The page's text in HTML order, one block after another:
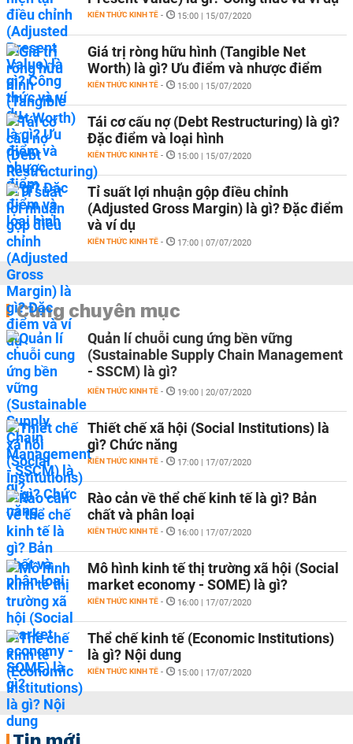
KIẾN THỨC KINH TẾ - 15:00 | 15/07/2020
Giá trị ròng hữu hình (Tangible Net
Worth) là gì? Ưu điểm và nhược điểm
KIẾN THỨC KINH TẾ - 15:00 | 15/07/2020
Tái cơ cấu nợ (Debt Restructuring) là gì?
Đặc điểm và loại hình
KIẾN THỨC KINH TẾ - 15:00 | 15/07/2020
Tỉ suất lợi nhuận gộp điều chỉnh
(Adjusted Gross Margin) là gì? Đặc điểm
và ví dụ
KIẾN THỨC KINH TẾ - 17:00 | 07/07/2020
Cùng chuyên mục
Quản lí chuỗi cung ứng bền vững
(Sustainable Supply Chain Management
- SSCM) là gì?
KIẾN THỨC KINH TẾ - 19:00 | 20/07/2020
Thiết chế xã hội (Social Institutions) là
gì? Chức năng
KIẾN THỨC KINH TẾ - 17:00 | 17/07/2020
Rào cản về thể chế kinh tế là gì? Bản
chất và phân loại
KIẾN THỨC KINH TẾ - 16:00 | 17/07/2020
Mô hình kinh tế thị trường xã hội (Social
market economy - SOME) là gì?
KIẾN THỨC KINH TẾ - 16:00 | 17/07/2020
Thể chế kinh tế (Economic Institutions)
là gì? Nội dung
KIẾN THỨC KINH TẾ - 15:00 | 17/07/2020